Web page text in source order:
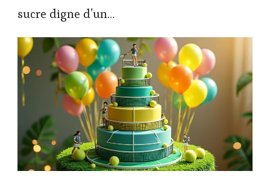
sucre digne d’un…